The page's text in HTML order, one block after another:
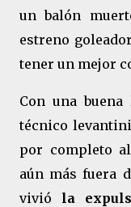
un balón
estreno
tener un mejor
Con una
técnico
por completo
aún más fuera
vivió la